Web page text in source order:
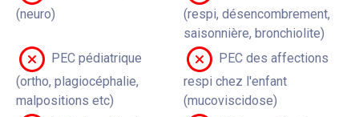
(neuro)
(respi, désencombrement,
saisonnière, bronchiolite)
PEC pédiatrique
(ortho, plagiocéphalie,
malpositions etc)
PEC des affections
respi chez l'enfant
(mucoviscidose)